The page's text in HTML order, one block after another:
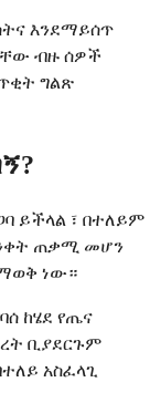
እንደማይሰጥ
ብዙ ሰዎች
ግልጽ
ይችላል ፣ በተለይም
ጠቃሚ መሆን
ነው።
ከሄደ የጤና
ቢያደርጉም
አስፈላጊ